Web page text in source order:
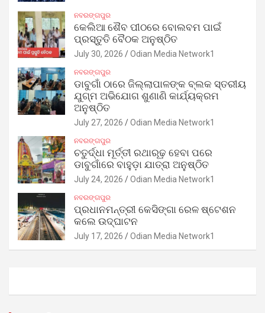
ନବରଙ୍ଗପୁର
କେଲିଆ ଶୈବ ପୀଠରେ ବୋଲବମ ପାଇଁ
ପ୍ରସ୍ତୁତି ବୈଠକ ଅନୁଷ୍ଠିତ
July 30, 2026 Odian Media Network1
ନବରଙ୍ଗପୁର
ଡାବୁଗାଁ ଠାରେ ଜିଲ୍ଲାପାଳଙ୍କ ବ୍ଲକ ସ୍ତରୀୟ
ଯୁଗ୍ମ ଅଭିଯୋଗ ଶୁଣାଣି କାର୍ଯ୍ୟକ୍ରମ
ଅନୁଷ୍ଠିତ
July 27, 2026 Odian Media Network1
ନବରଙ୍ଗପୁର
ଚତୁର୍ଦ୍ଧା ମୂର୍ତ୍ତୀ ରଥାରୂଢ଼ ହେବା ପରେ
ଡାବୁଗାଁରେ ବାହୁଡ଼ା ଯାତ୍ରା ଅନୁଷ୍ଠିତ
July 24, 2026 Odian Media Network1
ନବରଙ୍ଗପୁର
ପ୍ରଧାନମନ୍ତ୍ରୀ କେସିଙ୍ଗା ରେଳ ଷ୍ଟେଶନ
କଲେ ଉଦ୍‌ଘାଟନ
July 17, 2026 Odian Media Network1